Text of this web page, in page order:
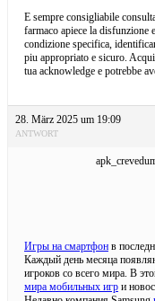
E sempre consigliabile
farmaco apiece la disfunzione
condizione specifica,
piu appropriato e sicuro.
tua acknowledge e potrebbe
28. März 2025 um 19:09
ANTWORT
Игры на смартфон в
Каждый день месяца
игроков со всего мира. В
мира мобильных игр и